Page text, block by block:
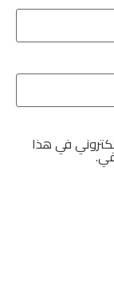
في هذا